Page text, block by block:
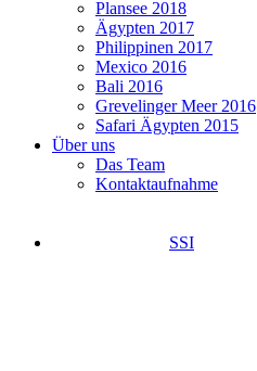
Plansee 2018
Ägypten 2017
Philippinen 2017
Mexico 2016
Bali 2016
Grevelinger Meer 2016
Safari Ägypten 2015
Über uns
Das Team
Kontaktaufnahme
SSI